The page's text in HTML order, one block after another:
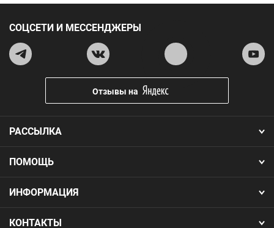
ПОМОЩЬ
ИНФОРМАЦИЯ
КОНТАКТЫ
РАССЫЛКА
СОЦСЕТИ И МЕССЕНДЖЕРЫ
Отзывы на